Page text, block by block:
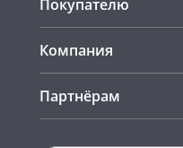
Покупателю
Компания
Партнёрам